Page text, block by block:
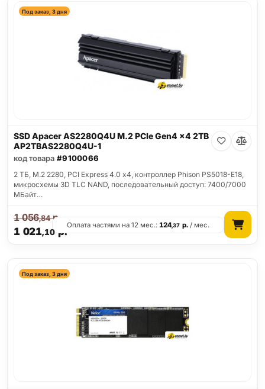
Под заказ, 3 дня
SSD Apacer AS2280Q4U M.2 PCIe Gen4 x4 2TB
AP2TBAS2280Q4U-1
код товара #9100066
2 ТБ, M.2 2280, PCI Express 4.0 x4, контроллер Phison PS5018-E18,
микросхемы 3D TLC NAND, последовательный доступ: 7400/7000
МБайт…
1 021,10 р.
1 056,84р.
Оплата частями на 12 мес.:124,37 р./ мес.
Под заказ, 3 дня